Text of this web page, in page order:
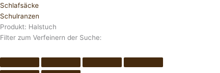
Schlafsäcke
Schulranzen
Produkt: Halstuch
Filter zum Verfeinern der Suche: